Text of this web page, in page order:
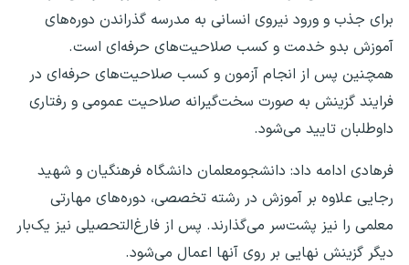
برای جذب و ورود نیروی انسانی به مدرسه گذراندن دوره‌های
آموزش بدو خدمت و کسب صلاحیت‌های حرفه‌ای است.
همچنین پس از انجام آزمون و کسب صلاحیت‌های حرفه‌ای در
فرایند گزینش به صورت سخت‌گیرانه صلاحیت عمومی و رفتاری
داوطلبان تایید می‌شود.
فرهادی ادامه داد: دانشجومعلمان دانشگاه فرهنگیان و شهید
رجایی علاوه بر آموزش در رشته تخصصی، دوره‌های مهارتی
معلمی را نیز پشت‌سر می‌گذارند. پس از فارغ‌التحصیلی نیز یک‌بار
دیگر گزینش نهایی بر روی آنها اعمال می‌شود.